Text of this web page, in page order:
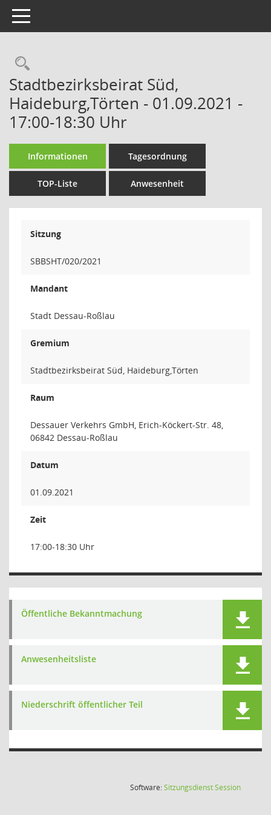
Toggle navigation
Rechercheauswahl
Stadtbezirksbeirat Süd,
Haideburg,Törten - 01.09.2021 -
17:00-18:30 Uhr
Informationen Tagesordnung
TOP-Liste Anwesenheit
Sitzung
SBBSHT/020/2021
Mandant
Stadt Dessau-Roßlau
Gremium
Stadtbezirksbeirat Süd, Haideburg,Törten
Raum
Dessauer Verkehrs GmbH, Erich-Köckert-Str. 48,
06842 Dessau-Roßlau
Datum
01.09.2021
Zeit
17:00-18:30 Uhr
Öffentliche Bekanntmachung
Anwesenheitsliste
Niederschrift öffentlicher Teil
Software:SitzungsdienstSession(Wird in